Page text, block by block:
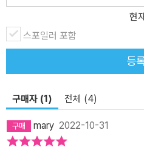
현
스포일러 포함
등
구매자 (1) 전체 (4)
mary 2022-10-31